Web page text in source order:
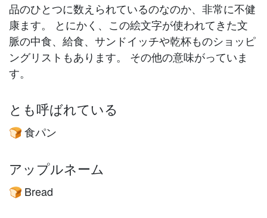
品のひとつに数えられているのなのか、非常に不健
康ます。 とにかく、この絵文字が使われてきた文
脈の中食、給食、サンドイッチや乾杯ものショッピ
ングリストもあります。 その他の意味がっていま
す。
とも呼ばれている
🍞 食パン
アップルネーム
🍞 Bread